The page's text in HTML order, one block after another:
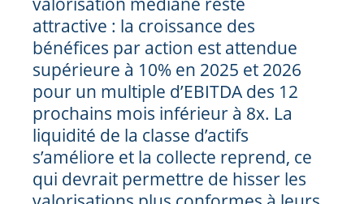
attractive : la croissance des
bénéfices par action est attendue
supérieure à 10% en 2025 et 2026
pour un multiple d’EBITDA des 12
prochains mois inférieur à 8x. La
liquidité de la classe d’actifs
s’améliore et la collecte reprend, ce
qui devrait permettre de hisser les